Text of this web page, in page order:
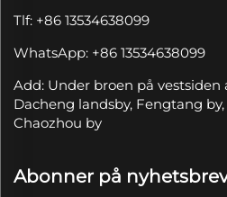
Tlf: +86 13534638099
WhatsApp: +86 13534638099
Add: Under broen på vestsiden
Dacheng landsby, Fengtang
Chaozhou by
Abonner på